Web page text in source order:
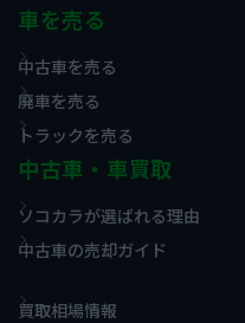
車を売る
中古車を売る
廃車を売る
トラックを売る
中古車・車買取
ソコカラが選ばれる理由
中古車の売却ガイド
買取相場情報